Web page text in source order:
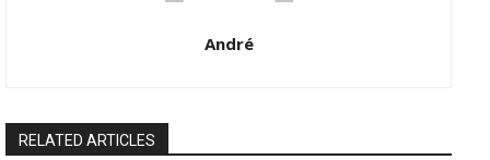
André
RELATED ARTICLES